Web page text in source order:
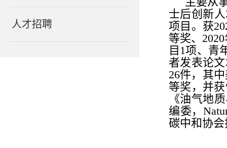
人才招聘
士后创新
项目。获
等奖、
目1项、青
者发表论
26件，其
等奖，并
《油气地
编委，
碳中和协